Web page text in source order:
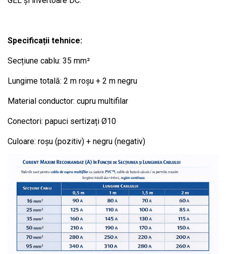
Specificații tehnice:
Secțiune cablu: 35 mm²
Lungime totală: 2 m roșu + 2 m negru
Material conductor: cupru multifilar
Conectori: papuci sertizați Ø10
Culoare: roșu (pozitiv) + negru (negativ)